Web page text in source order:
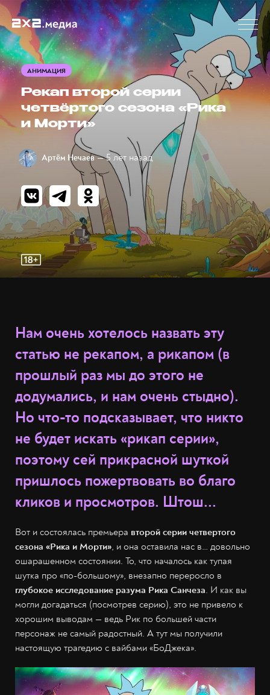
АНИМАЦИЯ
Рекап второй серии
четвёртого сезона «Рика
и Морти»
Артём Нечаев — 5 лет назад
Нам очень хотелось назвать эту
статью не рекапом, а рикапом (в
прошлый раз мы до этого не
додумались, и нам очень стыдно).
Но что-то подсказывает, что никто
не будет искать «рикап серии»,
поэтому сей прикрасной шуткой
пришлось пожертвовать во благо
кликов и просмотров. Штош...
Вот и состоялась премьера второй серии четвертого
сезона «Рика и Морти», и она оставила нас в… довольно
ошарашенном состоянии. То, что началось как тупая
шутка про «по-большому», внезапно переросло в
глубокое исследование разума Рика Санчеза. И как вы
могли догадаться (посмотрев серию), это не привело к
хорошим выводам — ведь Рик по большей части
персонаж не самый радостный. А тут мы получили
настоящую трагедию с вайбами «БоДжека».